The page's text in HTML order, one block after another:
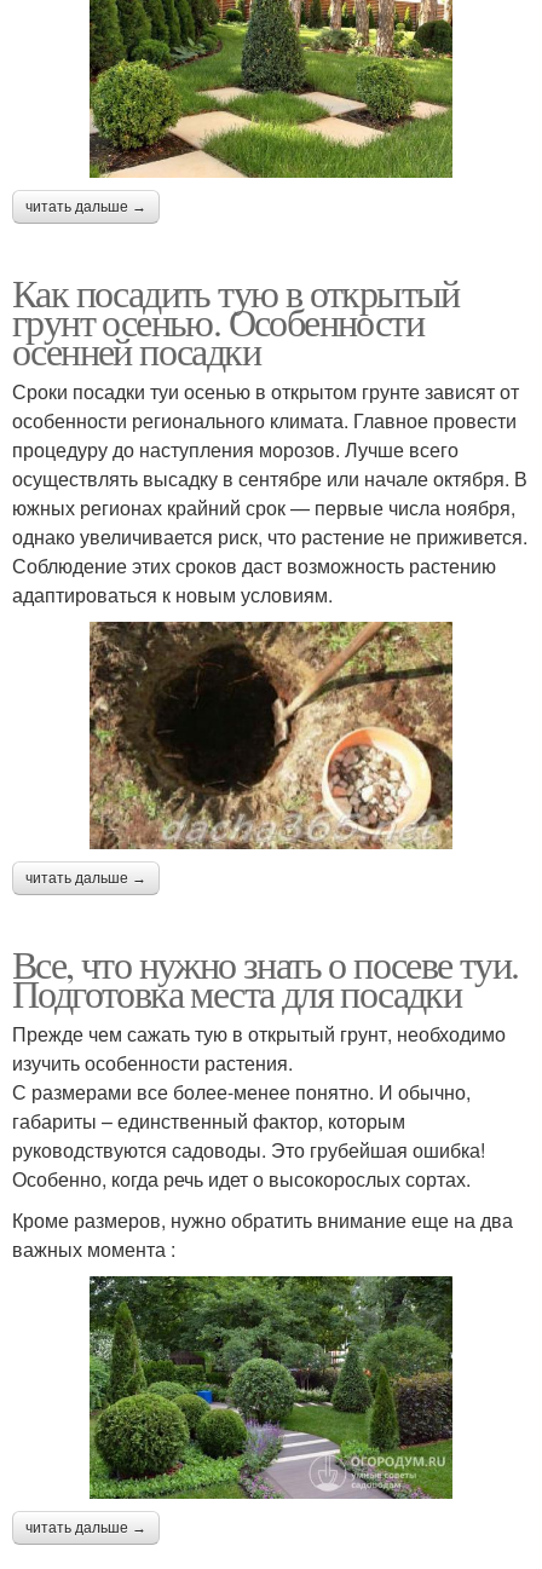
читать дальше →
Как посадить тую в открытый
грунт осенью. Особенности
осенней посадки
Сроки посадки туи осенью в открытом грунте зависят от
особенности регионального климата. Главное провести
процедуру до наступления морозов. Лучше всего
осуществлять высадку в сентябре или начале октября. В
южных регионах крайний срок — первые числа ноября,
однако увеличивается риск, что растение не приживется.
Соблюдение этих сроков даст возможность растению
адаптироваться к новым условиям.
читать дальше →
Все, что нужно знать о посеве туи.
Подготовка места для посадки
Прежде чем сажать тую в открытый грунт, необходимо
изучить особенности растения.
С размерами все более-менее понятно. И обычно,
габариты – единственный фактор, которым
руководствуются садоводы. Это грубейшая ошибка!
Особенно, когда речь идет о высокорослых сортах.
Кроме размеров, нужно обратить внимание еще на два
важных момента :
читать дальше →